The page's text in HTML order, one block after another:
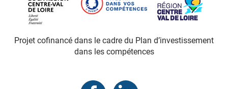
Projet cofinancé dans le cadre du Plan d’investissement
dans les compétences